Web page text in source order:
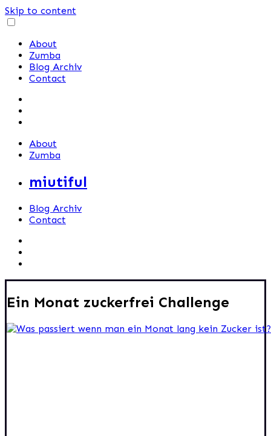
Skip to content
About
Zumba
Blog Archiv
Contact
About
Zumba
miutiful
Blog Archiv
Contact
Ein Monat zuckerfrei Challenge